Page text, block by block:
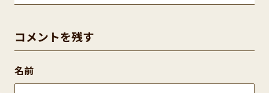
コメントを残す
名前